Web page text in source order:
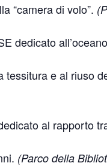
“camera di volo”.
dedicato
tessitura e al riuso
al rapporto
(Parco della